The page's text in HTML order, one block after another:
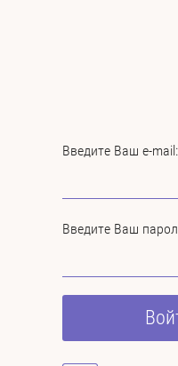
Введите Ваш e-mail:
Введите Ваш